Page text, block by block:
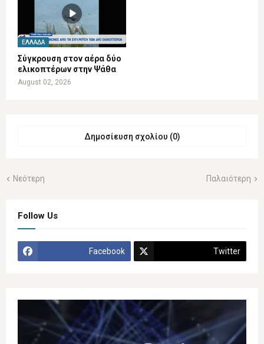
ΕΛΛΆΔΑ
Σύγκρουση στον αέρα δύο
ελικοπτέρων στην Ψάθα
August 02, 2026
Δημοσίευση σχολίου (0)
Νεότερη Παλαιότερη
Follow Us
Facebook Twitter